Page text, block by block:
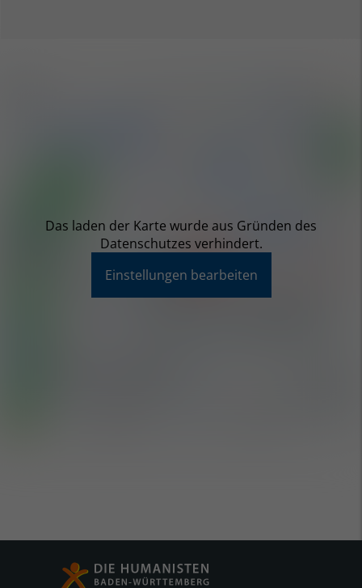
Das laden der Karte wurde aus Gründen des
Datenschutzes verhindert.
Einstellungen bearbeiten